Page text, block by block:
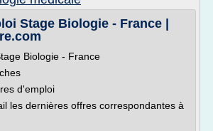
Stage Biologie - France |
Biologie - France
d'emploi
les dernières offres correspondantes à